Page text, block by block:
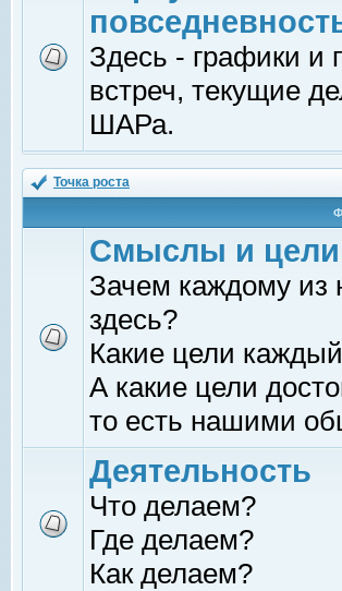
Здесь - графики и
встреч, текущие
ШАРа.
Точка роста
Смыслы и цели
Зачем каждому из
здесь?
Какие цели
А какие цели
то есть нашими
Деятельность
Что делаем?
Где делаем?
Как делаем?